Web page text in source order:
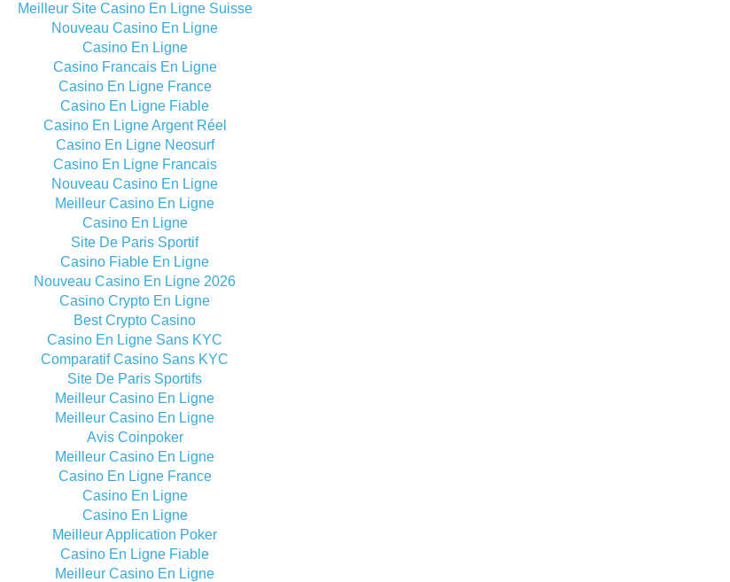
Meilleur Site Casino En Ligne Suisse
Nouveau Casino En Ligne
Casino En Ligne
Casino Francais En Ligne
Casino En Ligne France
Casino En Ligne Fiable
Casino En Ligne Argent Réel
Casino En Ligne Neosurf
Casino En Ligne Francais
Nouveau Casino En Ligne
Meilleur Casino En Ligne
Casino En Ligne
Site De Paris Sportif
Casino Fiable En Ligne
Nouveau Casino En Ligne 2026
Casino Crypto En Ligne
Best Crypto Casino
Casino En Ligne Sans KYC
Comparatif Casino Sans KYC
Site De Paris Sportifs
Meilleur Casino En Ligne
Meilleur Casino En Ligne
Avis Coinpoker
Meilleur Casino En Ligne
Casino En Ligne France
Casino En Ligne
Casino En Ligne
Meilleur Application Poker
Casino En Ligne Fiable
Meilleur Casino En Ligne